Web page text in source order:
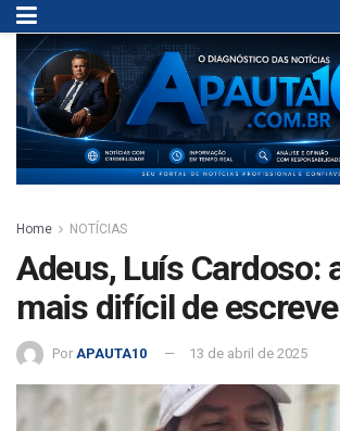
Home NOTÍCIAS
Adeus, Luís Cardoso:
mais difícil de
Por APAUTA10 13 de abril de 2025